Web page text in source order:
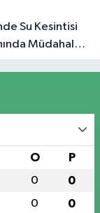
Müdahale
O P
0 0
0 0